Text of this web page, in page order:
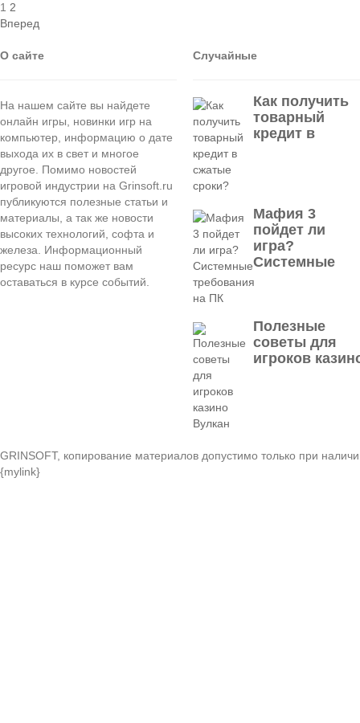
1 2
Вперед
О сайте
На нашем сайте вы найдете
онлайн игры, новинки игр на
компьютер, информацию о дате
выхода их в свет и многое
другое. Помимо новостей
игровой индустрии на Grinsoft.ru
публикуются полезные статьи и
материалы, а так же новости
высоких технологий, софта и
железа. Информационный
ресурс наш поможет вам
оставаться в курсе событий.
Случайные
Как получить
товарный
кредит в
Мафия 3
пойдет ли
игра?
Системные
Полезные
советы для
игроков
GRINSOFT, копирование материалов допустимо только при
{mylink}